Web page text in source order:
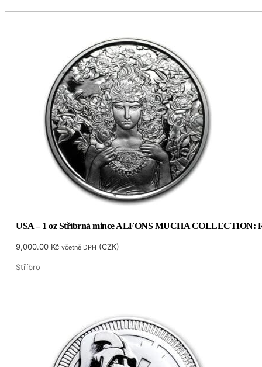
USA – 1 oz Stříbrná mince ALFONS MUCHA COLLECTION:
9,000.00 Kč včetně DPH (CZK)
Stříbro